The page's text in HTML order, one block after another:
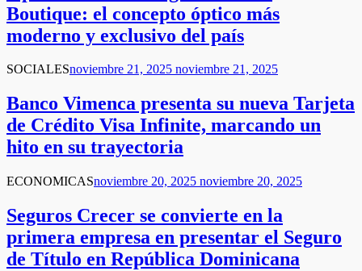
Boutique: el concepto óptico más
moderno y exclusivo del país
SOCIALESnoviembre 21, 2025 noviembre 21, 2025
Banco Vimenca presenta su nueva Tarjeta
de Crédito Visa Infinite, marcando un
hito en su trayectoria
ECONOMICASnoviembre 20, 2025 noviembre 20, 2025
Seguros Crecer se convierte en la
primera empresa en presentar el Seguro
de Título en República Dominicana